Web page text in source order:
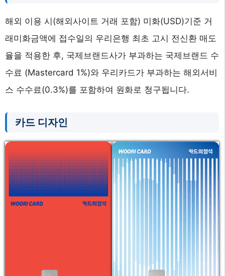
해외 이용 시(해외사이트 거래 포함) 미화(USD)기준 거
래미화금액에 접수일의 우리은행 최초 고시 전신환 매도
율을 적용한 후, 국제브랜드사가 부과하는 국제브랜드 수
수료 (Mastercard 1%)와 우리카드가 부과하는 해외서비
스 수수료(0.3%)를 포함하여 원화로 청구됩니다.
카드 디자인